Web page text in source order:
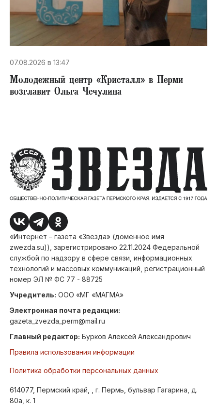
07.08.2026 в 13:47
Молодежный центр «Кристалл» в Перми
возглавит Ольга Чечулина
«Интернет – газета «Звезда» (доменное имя
zwezda.su)), зарегистрировано 22.11.2024 Федеральной
службой по надзору в сфере связи, информационных
технологий и массовых коммуникаций, регистрационный
номер ЭЛ № ФС 77 - 88725
Учредитель: ООО «МГ «МАГМА»
Электронная почта редакции:
gazeta_zvezda_perm@mail.ru
Главный редактор: Бурков Алексей Александрович
Правила использования информации
Политика обработки персональных данных
614077, Пермский край, , г. Пермь, бульвар Гагарина, д.
80а, к. 1